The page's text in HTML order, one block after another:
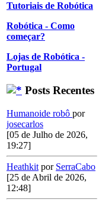
Tutoriais de Robótica
Robótica - Como
começar?
Lojas de Robótica -
Portugal
Posts Recentes
Humanoide robô por
josecarlos
[05 de Julho de 2026,
19:27]
Heathkit por SerraCabo
[25 de Abril de 2026,
12:48]